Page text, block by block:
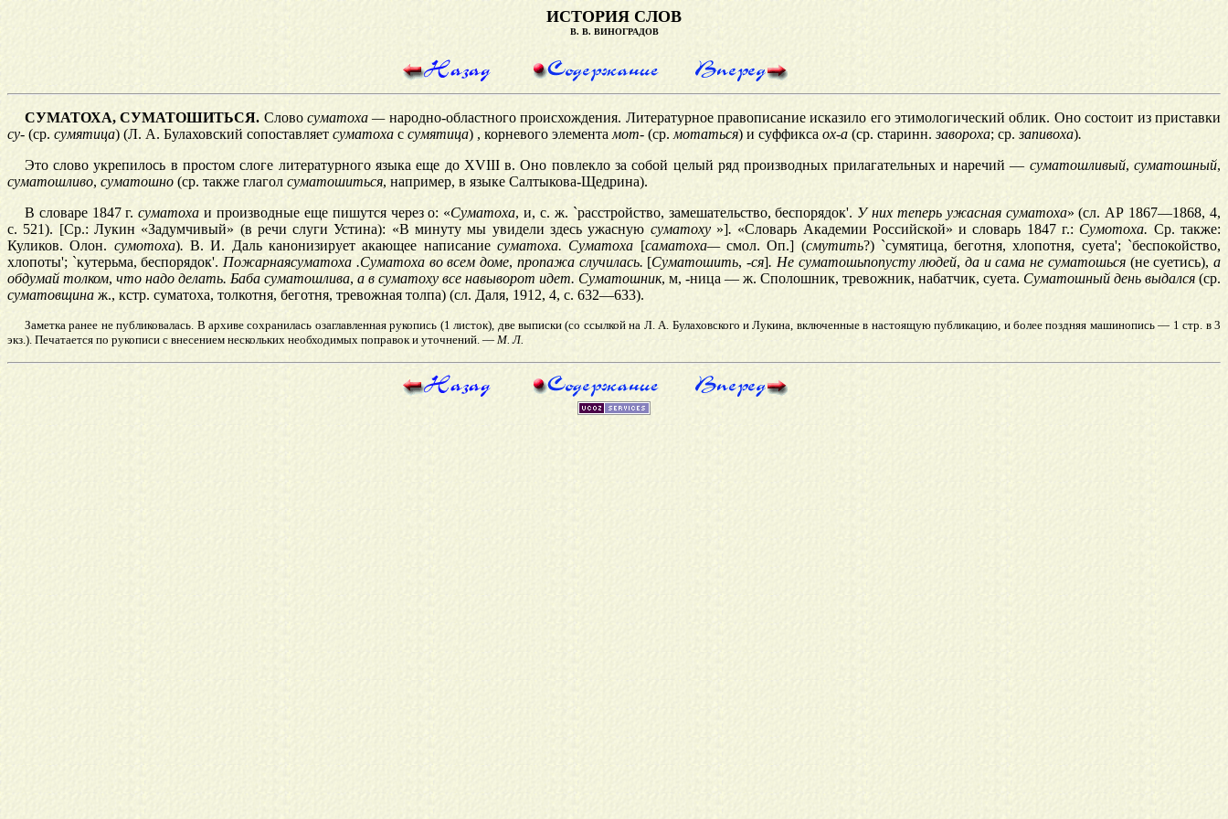
ИСТОРИЯ СЛОВ
В. В. ВИНОГРАДОВ
СУМАТОХА, СУМАТОШИТЬСЯ. Словосуматоха —народно-областного происхождения. Литературное правописание исказило его этимологический облик. Оно состоит из приставки
су- (ср. сумятица) (Л. А. Булаховский сопоставляет суматоха с сумятица) , корневого элементамот- (ср.мотаться) и суффикса ох-а (ср. старинн.завороха; ср.запивоха).
Это слово укрепилось в простом слоге литературного языка еще до XVIII в. Оно повлекло за собой целый ряд производных прилагательных и наречий — суматошливый,суматошный,
суматошливо, суматошно (ср. также глагол суматошиться, например, в языке Салтыкова-Щедрина).
В словаре 1847 г.суматоха и производные еще пишутся через о: «Суматоха, и, с. ж. `расстройство, замешательство, беспорядок'. У них теперь ужасная суматоха» (сл. АР 1867—1868, 4,
с. 521). [Ср.: Лукин«Задумчивый» (в речи слугиУстина): «В минуту мы увидели здесь ужасную суматоху»]. «Словарь Академии Российской» и словарь 1847 г.:Сумотоха. Ср. также:
Куликов.Олон. сумотоха). В. И. Даль канонизирует акающее написание суматоха. Суматоха [саматоха—смол.Оп.] (смутить?) `сумятица, беготня, хлопотня, суета'; `беспокойство,
хлопоты'; `кутерьма, беспорядок'. Пожарнаясуматоха .Суматоха во всем доме, пропажа случилась. [Суматошить, -ся]. Не суматошьпопусту людей, да и сама не суматошься(не суетись),а
обдумай толком, что надо делать. Баба суматошлива, а в суматоху все навыворот идет. Суматошник, м, -ница— ж. Сполошник, тревожник, набатчик, суета. Суматошный день выдался (ср.
суматовщина ж., кстр. суматоха, толкотня, беготня, тревожная толпа) (сл. Даля, 1912, 4, с. 632—633).
Заметка ранее не публиковалась. В архиве сохранилась озаглавленная рукопись (1 листок), две выписки (со ссылкой на Л.А. Булаховского иЛукина, включенные в настоящую публикацию, и более поздняя машинопись — 1 стр. в 3
экз.). Печатается по рукописи с внесением нескольких необходимых поправок и уточнений. — М. Л.